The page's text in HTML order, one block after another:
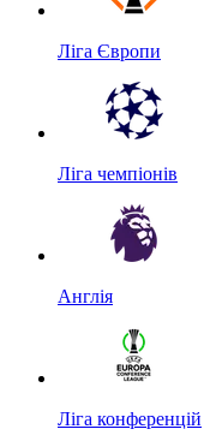
Ліга Європи
Ліга чемпіонів
Англія
Ліга конференцій